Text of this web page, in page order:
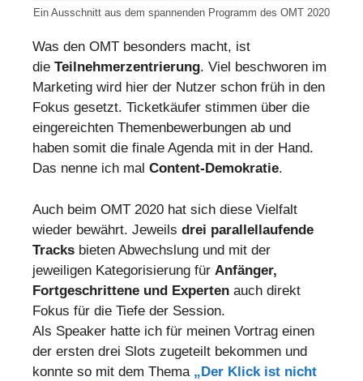
Ein Ausschnitt aus dem spannenden Programm des OMT 2020
Was den OMT besonders macht, ist
die Teilnehmerzentrierung. Viel beschworen im
Marketing wird hier der Nutzer schon früh in den
Fokus gesetzt. Ticketkäufer stimmen über die
eingereichten Themenbewerbungen ab und
haben somit die finale Agenda mit in der Hand.
Das nenne ich mal Content-Demokratie.
Auch beim OMT 2020 hat sich diese Vielfalt
wieder bewährt. Jeweils drei parallellaufende
Tracks bieten Abwechslung und mit der
jeweiligen Kategorisierung für Anfänger,
Fortgeschrittene und Experten auch direkt
Fokus für die Tiefe der Session.
Als Speaker hatte ich für meinen Vortrag einen
der ersten drei Slots zugeteilt bekommen und
konnte so mit dem Thema „Der Klick ist nicht